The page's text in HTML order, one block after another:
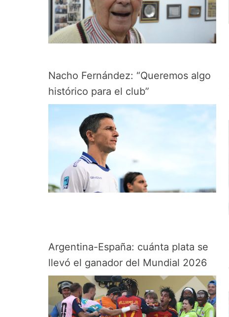
Nacho Fernández: “Queremos algo
histórico para el club”
Argentina-España: cuánta plata se
llevó el ganador del Mundial 2026